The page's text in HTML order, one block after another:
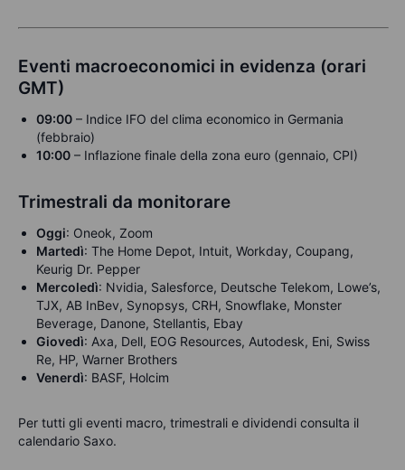
Eventi macroeconomici in evidenza (orari
GMT)
09:00 – Indice IFO del clima economico in Germania
(febbraio)
10:00 – Inflazione finale della zona euro (gennaio, CPI)
Trimestrali da monitorare
Oggi: Oneok, Zoom
Martedì: The Home Depot, Intuit, Workday, Coupang,
Keurig Dr. Pepper
Mercoledì: Nvidia, Salesforce, Deutsche Telekom, Lowe’s,
TJX, AB InBev, Synopsys, CRH, Snowflake, Monster
Beverage, Danone, Stellantis, Ebay
Giovedì: Axa, Dell, EOG Resources, Autodesk, Eni, Swiss
Re, HP, Warner Brothers
Venerdì: BASF, Holcim
Per tutti gli eventi macro, trimestrali e dividendi consulta il
calendario Saxo.